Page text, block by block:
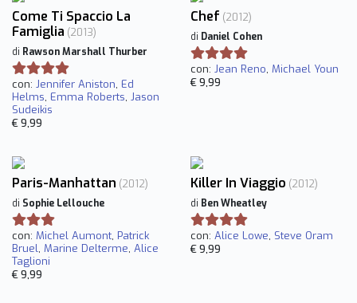
Come Ti Spaccio La
Famiglia (2013)
di Rawson Marshall Thurber
con: Jennifer Aniston, Ed
Helms, Emma Roberts, Jason
Sudeikis
€ 9,99
Chef (2012)
di Daniel Cohen
con: Jean Reno, Michael Youn
€ 9,99
Paris-Manhattan (2012)
di Sophie Lellouche
con: Michel Aumont, Patrick
Bruel, Marine Delterme, Alice
Taglioni
€ 9,99
Killer In Viaggio (2012)
di Ben Wheatley
con: Alice Lowe, Steve Oram
€ 9,99